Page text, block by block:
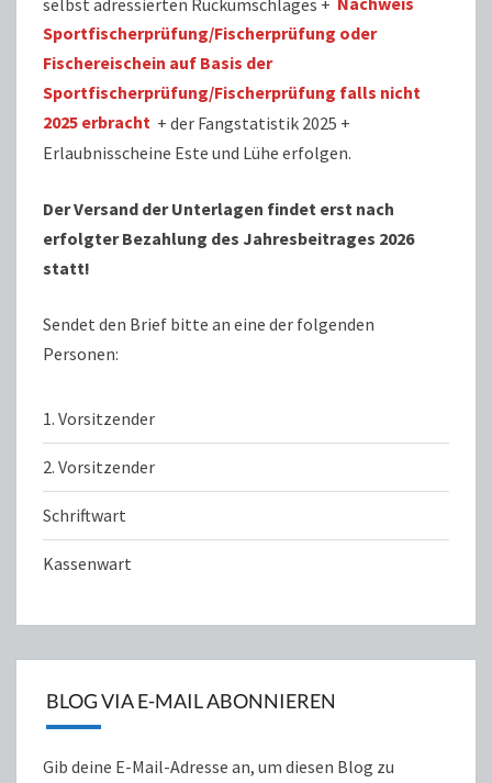
Sportfischerprüfung/Fischerprüfung oder
Fischereischein auf Basis der
Sportfischerprüfung/Fischerprüfung falls nicht
2025 erbracht + der Fangstatistik 2025 +
Erlaubnisscheine Este und Lühe erfolgen.
Der Versand der Unterlagen findet erst nach
erfolgter Bezahlung des Jahresbeitrages 2026
statt!
Sendet den Brief bitte an eine der folgenden
Personen:
1. Vorsitzender
2. Vorsitzender
Schriftwart
Kassenwart
BLOG VIA E-MAIL ABONNIEREN
Gib deine E-Mail-Adresse an, um diesen Blog zu